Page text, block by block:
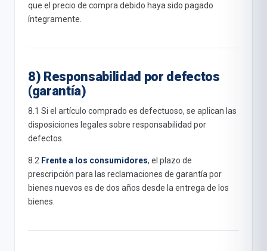
que el precio de compra debido haya sido pagado
íntegramente.
8) Responsabilidad por defectos
(garantía)
8.1 Si el artículo comprado es defectuoso, se aplican las
disposiciones legales sobre responsabilidad por
defectos.
8.2 Frente a los consumidores, el plazo de
prescripción para las reclamaciones de garantía por
bienes nuevos es de dos años desde la entrega de los
bienes.